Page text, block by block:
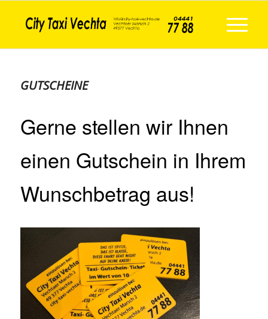
GUTSCHEINE
Gerne stellen wir Ihnen
einen Gutschein in Ihrem
Wunschbetrag aus!